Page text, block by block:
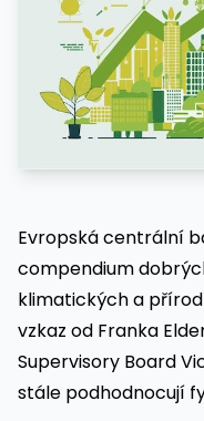
Evropská centrální
compendium
klimatických a
vzkaz od Franka
Supervisory Board
stále podhodnocují